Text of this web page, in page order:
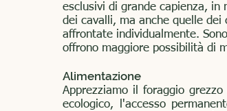
esclusivi di grande capienza, in
dei cavalli, ma anche quelle dei
affrontate individualmente.
offrono maggiore possibilità di
Alimentazione
Apprezziamo il foraggio
ecologico, l'accesso